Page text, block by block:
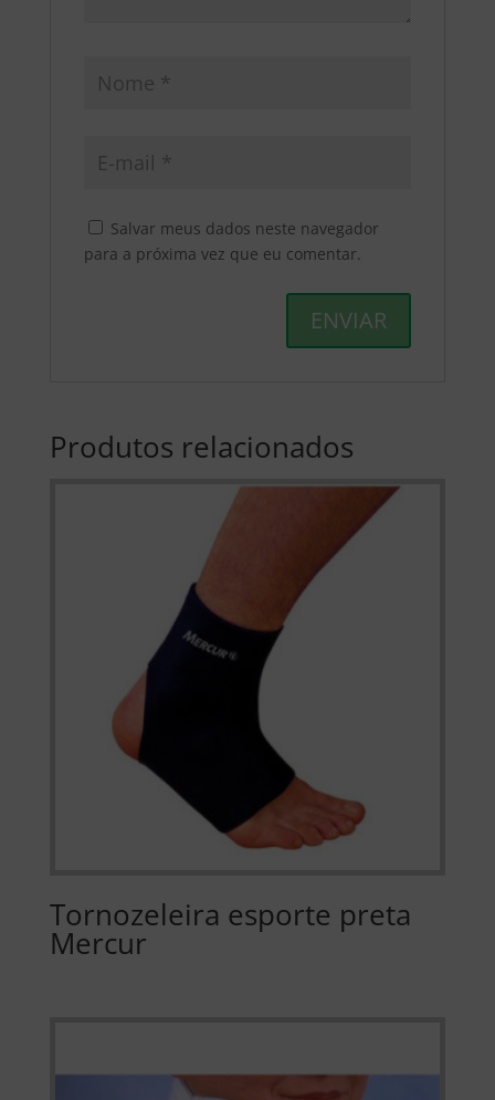
Salvar meus dados neste navegador
para a próxima vez que eu comentar.
Produtos relacionados
Tornozeleira esporte preta
Mercur